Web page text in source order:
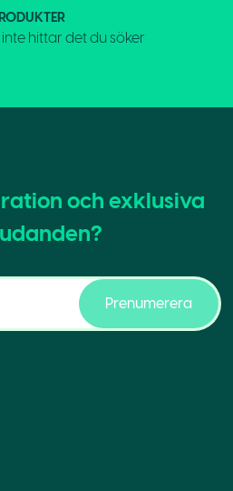
hittar det du söker
och exklusiva
Prenumerera